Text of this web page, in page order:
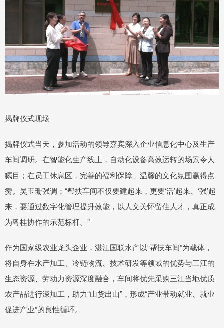
揭牌仪式现场
揭牌仪式当天，参加活动的领导嘉宾深入企业信息化中心及生产
车间调研。在智能化生产线上，自动化设备高效运转的场景令人
瞩目；在员工休息区，完善的福利保障、温馨的文化氛围赢得点
赞。吴玉珊强调：“帮扶车间不仅要建起来，更要‘活’起来、‘强’起
来，要通过数字化管理提升效能，以人文关怀留住人才，真正成
为粤桂协作的示范标杆。”
作为国家级农业龙头企业，湛江国联水产以“帮扶车间”为载体，
将自身在水产加工、冷链物流、技术研发等领域的优势与三江的
生态资源、劳动力资源深度融合，车间将优先采购三江当地优质
农产品进行深加工，助力“山货出山”，形成“产业带动就业、就业
促进产业”的良性循环。